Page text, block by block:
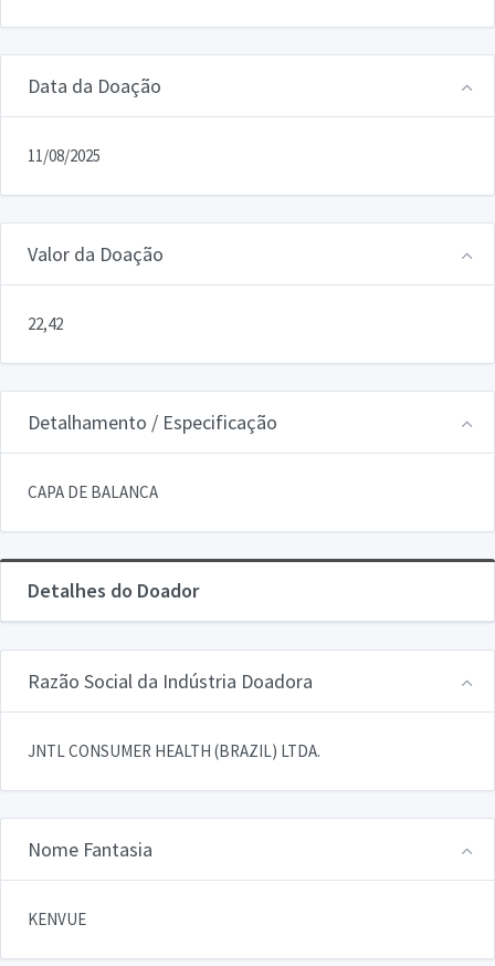
Data da Doação
11/08/2025
Valor da Doação
22,42
Detalhamento / Especificação
CAPA DE BALANCA
Detalhes do Doador
Razão Social da Indústria Doadora
JNTL CONSUMER HEALTH (BRAZIL) LTDA.
Nome Fantasia
KENVUE